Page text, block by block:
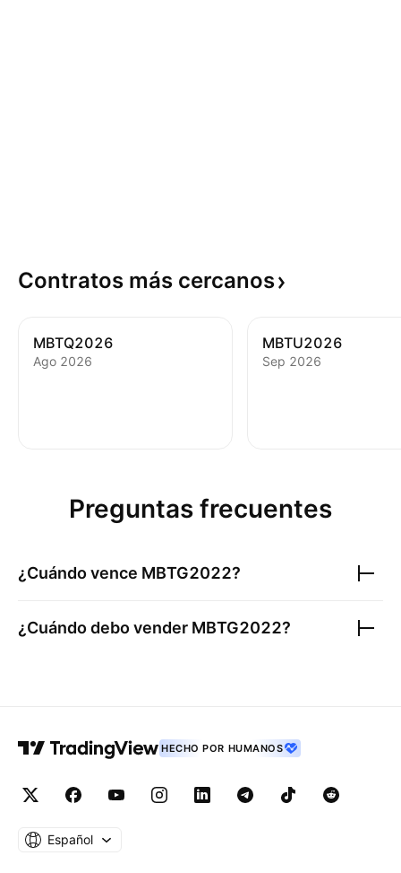
Contratos más cercanos
MBTQ2026
Ago 2026
MBTU2026
Sep 2026
Preguntas frecuentes
¿Cuándo vence MBTG2022?
¿Cuándo debo vender MBTG2022?
HECHO POR HUMANOS
Español